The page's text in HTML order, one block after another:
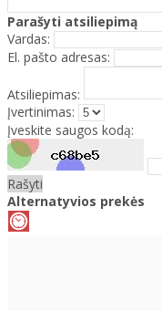
Parašyti atsiliepimą
Vardas:
El. pašto adresas:
Atsiliepimas:
Įvertinimas:
Įveskite saugos kodą:
Rašyti
Alternatyvios prekės